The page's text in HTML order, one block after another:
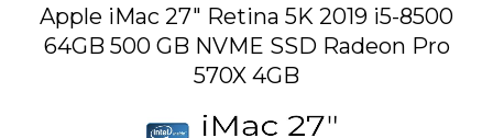
Zum
Ende
der
Bildgalerie
Apple iMac 27" Retina 5K 2019 i5-8500
64GB 500 GB NVME SSD Radeon Pro
570X 4GB